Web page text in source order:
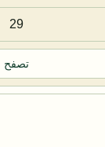
29
تصفح